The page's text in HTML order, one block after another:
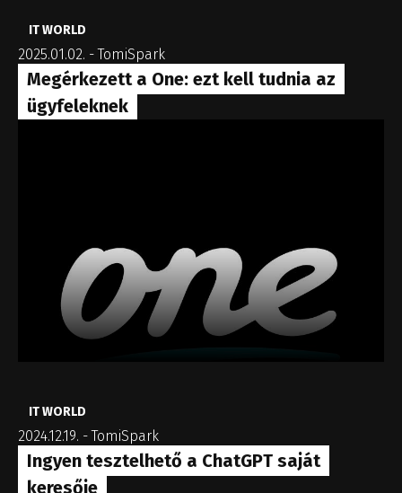
IT WORLD
2025.01.02. -TomiSpark
Megérkezett a One: ezt kell tudnia az
ügyfeleknek
IT WORLD
2024.12.19. -TomiSpark
Ingyen tesztelhető a ChatGPT saját
keresője